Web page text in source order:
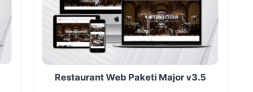
Restaurant Web Paketi Major v3.5